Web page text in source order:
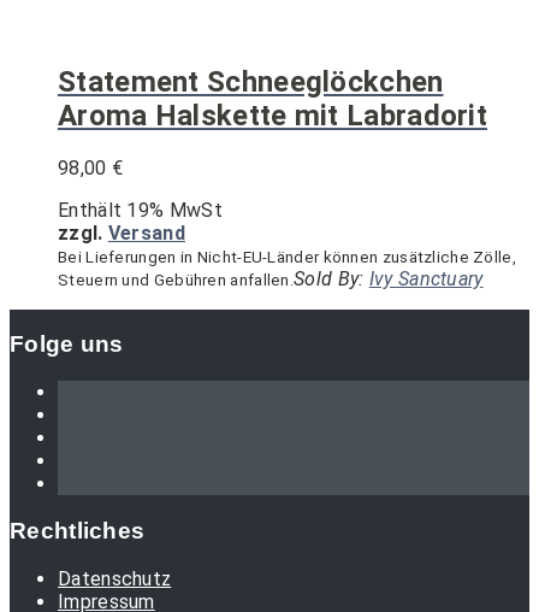
Statement Schneeglöckchen
Aroma Halskette mit Labradorit
98,00 €
Enthält 19% MwSt
zzgl. Versand
Bei Lieferungen in Nicht-EU-Länder können zusätzliche Zölle,
Steuern und Gebühren anfallen.Sold By: Ivy Sanctuary
Folge uns
Rechtliches
Datenschutz
Impressum